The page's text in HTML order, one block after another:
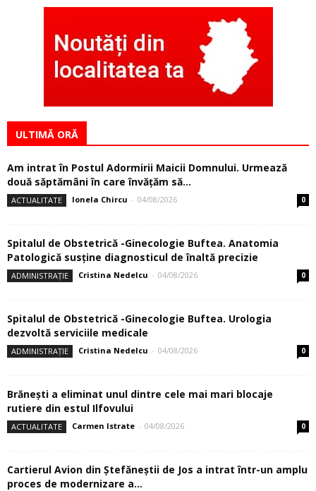
ULTIMĂ ORĂ
Am intrat în Postul Adormirii Maicii Domnului. Urmează
două săptămâni în care învăţăm să...
ACTUALITATE Ionela Chircu - 04/08/2026 0
Spitalul de Obstetrică -Ginecologie Buftea. Anatomia
Patologică susţine diagnosticul de înaltă precizie
ADMINISTRAȚIE Cristina Nedelcu - 04/08/2026 0
Spitalul de Obstetrică -Ginecologie Buftea. Urologia
dezvoltă serviciile medicale
ADMINISTRAȚIE Cristina Nedelcu - 04/08/2026 0
Brănești a eliminat unul dintre cele mai mari blocaje
rutiere din estul Ilfovului
ACTUALITATE Carmen Istrate - 04/08/2026 0
Cartierul Avion din Ştefăneştii de Jos a intrat într-un amplu
proces de modernizare a...